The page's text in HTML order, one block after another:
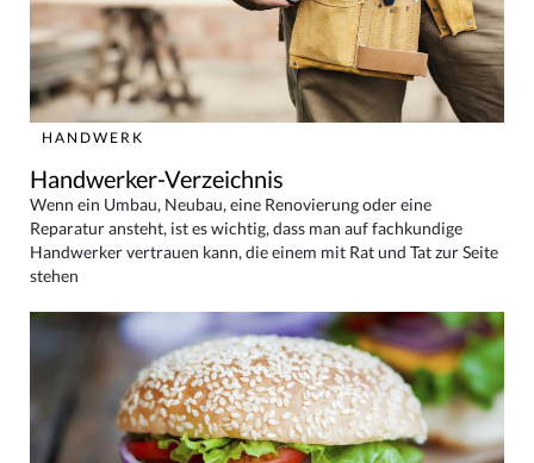
HANDWERK
Handwerker-Verzeichnis
Wenn ein Umbau, Neubau, eine Renovierung oder eine
Reparatur ansteht, ist es wichtig, dass man auf fachkundige
Handwerker vertrauen kann, die einem mit Rat und Tat zur Seite
stehen